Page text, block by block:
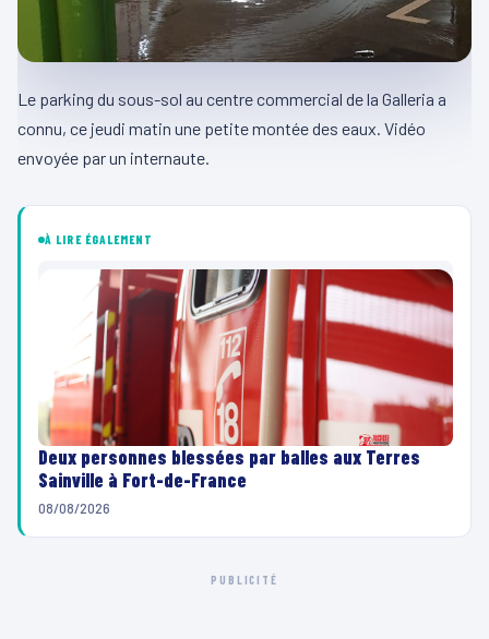
Le parking du sous-sol au centre commercial de la Galleria a
connu, ce jeudi matin une petite montée des eaux. Vidéo
envoyée par un internaute.
À LIRE ÉGALEMENT
Deux personnes blessées par balles aux Terres
Sainville à Fort-de-France
08/08/2026
PUBLICITÉ